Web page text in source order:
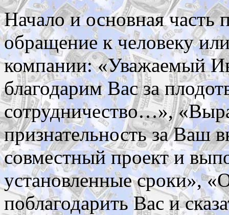
Начало и основная часть
обращение к человеку
компании: «Уважаемый
благодарим Вас за
сотрудничество…»,
признательность за Ваш
совместный проект и
установленные сроки»,
поблагодарить Вас и